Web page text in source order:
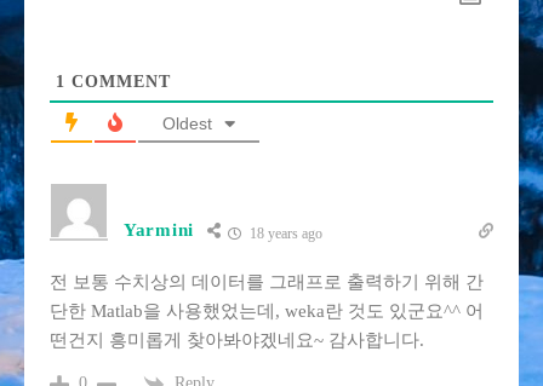
1 COMMENT
Oldest
Yarmini 18 years ago
전 보통 수치상의 데이터를 그래프로 출력하기 위해 간
단한 Matlab을 사용했었는데, weka란 것도 있군요^^ 어
떤건지 흥미롭게 찾아봐야겠네요~ 감사합니다.